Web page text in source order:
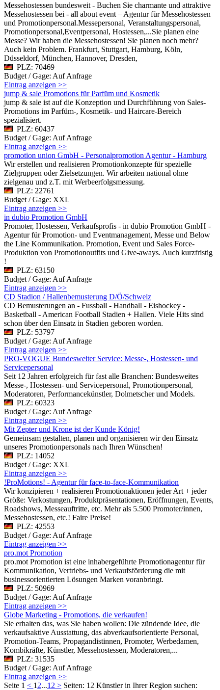
Messehostessen bundesweit - Buchen Sie charmante und attraktive
Messehostessen bei - all about event – Agentur für Messehostessen
und Promotionpersonal.Messepersonal, Veranstaltungspersonal,
Promotionpersonal,Eventpersonal, Hostessen,...Sie planen eine
Messe? Wir haben die Messehostessen! Sie planen noch mehr?
Auch kein Problem. Frankfurt, Stuttgart, Hamburg, Köln,
Düsseldorf, München, Hannover, Dresden,
PLZ: 70469
Budget / Gage: Auf Anfrage
Eintrag anzeigen >>
jump & sale Promotions für Parfüm und Kosmetik
jump & sale ist auf die Konzeption und Durchführung von Sales-
Promotions im Parfüm-, Kosmetik- und Haircare-Bereich
spezialisiert.
PLZ: 60437
Budget / Gage: Auf Anfrage
Eintrag anzeigen >>
promotion union GmbH - Personalpromotion Agentur - Hamburg
Wir erstellen und realisieren Promotionkonzepte für spezielle
Zielgruppen oder Zielsetzungen. Wir arbeiten national ohne
zielgenau und z.T. mit Werbeerfolgsmessung.
PLZ: 22761
Budget / Gage: XXL
Eintrag anzeigen >>
in dubio Promotion GmbH
Promoter, Hostessen, Verkaufsprofis - in dubio Promotion GmbH -
Agentur für Promotion- und Eventmanagement, Messe und Below
the Line Kommunikation. Promotion, Event und Sales Force-
Produktion von Promotionoutfits und Give-aways. Auch kurzfristig
!
PLZ: 63150
Budget / Gage: Auf Anfrage
Eintrag anzeigen >>
CD Stadion / Hallenbemusterung D/Ö/Schweiz
CD Bemusterungen an - Fussball - Handball - Eishockey -
Basketball - American Football Stadien + Hallen. Viele Hits sind
schon über den Einsatz in Stadien geboren worden.
PLZ: 53797
Budget / Gage: Auf Anfrage
Eintrag anzeigen >>
PRO-VOGUE Bundesweiter Service: Messe-, Hostessen- und
Servicepersonal
Seit 12 Jahren erfolgreich für fast alle Branchen: Bundesweites
Messe-, Hostessen- und Servicepersonal, Promotionpersonal,
Moderatoren, Performancekünstler, Dolmetscher und Models.
PLZ: 60323
Budget / Gage: Auf Anfrage
Eintrag anzeigen >>
Mit Zepter und Krone ist der Kunde König!
Gemeinsam gestalten, planen und organisieren wir den Einsatz
unseres Promotionpersonals nach Ihren Wünschen!
PLZ: 14052
Budget / Gage: XXL
Eintrag anzeigen >>
!ProMotions! - Agentur für face-to-face-Kommunikation
Wir konzipieren + realisieren Promotionaktionen jeder Art + jeder
Größe: Verkostungen, Produktpräsentationen, Eröffnungen, Events,
Roadshows, Messeauftritte, etc. Mehr als 5.500 Promoter/innen,
Messehostessen, etc.! Faire Preise!
PLZ: 42553
Budget / Gage: Auf Anfrage
Eintrag anzeigen >>
pro.mot Promotion
pro.mot Promotion ist eine inhabergeführte Promotionagentur für
Kommunikation, Vertriebs- und Verkaufsförderung die mit
businessorientierten Lösungen Marken voranbringt.
PLZ: 50969
Budget / Gage: Auf Anfrage
Eintrag anzeigen >>
Globe Marketing - Promotions, die verkaufen!
Sie erhalten das, was Sie haben wollen: Die zündende Idee, die
verkaufsaktive Ausstattung, das abverkaufsorientierte Personal,
Promotion-Teams, Propagandistinnen, Promoter, Werbedamen,
Kombikräfte, Künstler, Messehostessen, Moderatoren,...
PLZ: 31535
Budget / Gage: Auf Anfrage
Eintrag anzeigen >>
Seite 1 < 1 2...12 > Seiten: 12 Künstler in Ihrer Region suchen: